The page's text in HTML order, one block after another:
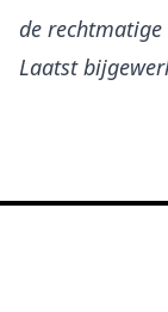
de rechtmatige
Laatst